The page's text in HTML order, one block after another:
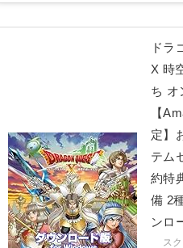
ドラ
X 時
ち オ
【
定】
テム
約特
備 2
ンロ
ス